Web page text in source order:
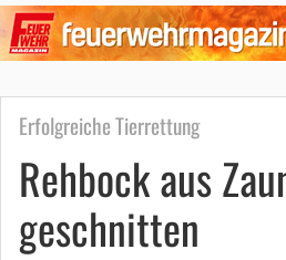
Erfolgreiche Tierrettung
Rehbock aus
geschnitten